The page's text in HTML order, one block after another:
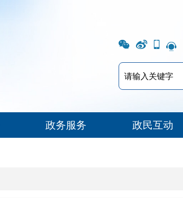
政务服务 政民互动